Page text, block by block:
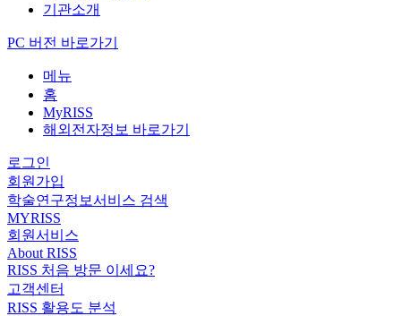
기관소개
PC 버전 바로가기
메뉴
홈
MyRISS
해외전자정보 바로가기
로그인
회원가입
학술연구정보서비스 검색
MYRISS
회원서비스
About RISS
RISS 처음 방문 이세요?
고객센터
RISS 활용도 분석